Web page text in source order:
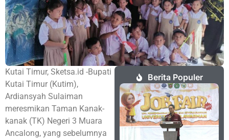
Kutai Timur, Sketsa.id -Bupati
Kutai Timur (Kutim),
Ardiansyah Sulaiman
meresmikan Taman Kanak-
kanak (TK) Negeri 3 Muara
Ancalong, yang sebelumnya
Berita Populer